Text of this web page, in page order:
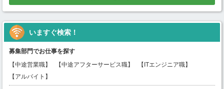
いますぐ検索！
募集部門でお仕事を探す
【中途営業職】
【中途アフターサービス職】
【ITエンジニア職】
【アルバイト】